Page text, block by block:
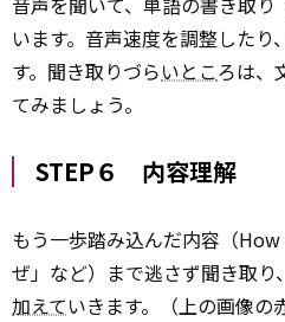
います。音声速度を調整したり
す。聞き取りづらいところは、
てみましょう。
STEP６ 内容理解
もう一歩踏み込んだ内容（
ぜ」など）まで逃さず聞き取
加えていきます。（上の画像の